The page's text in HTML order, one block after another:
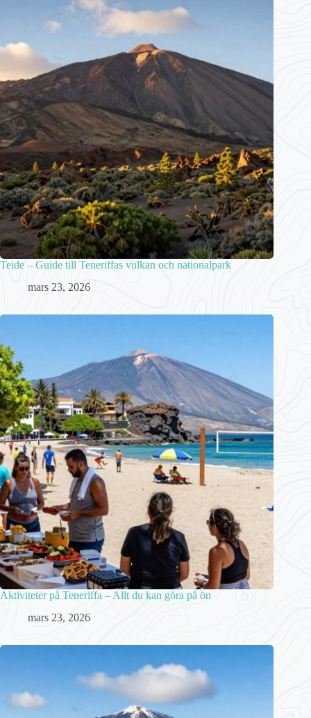
Teide – Guide till Teneriffas vulkan och nationalpark
mars 23, 2026
Aktiviteter på Teneriffa – Allt du kan göra på ön
mars 23, 2026